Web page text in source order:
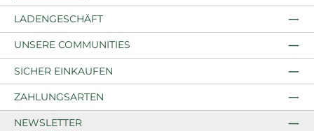
LADENGESCHÄFT
UNSERE COMMUNITIES
SICHER EINKAUFEN
ZAHLUNGSARTEN
NEWSLETTER